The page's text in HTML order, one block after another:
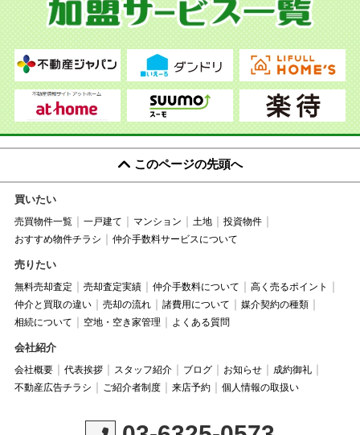
このページの先頭へ
買いたい
売買物件一覧 一戸建て マンション 土地
投資物件
おすすめ物件チラシ
仲介手数料サービスについて
売りたい
無料売却査定 売却査定実績 仲介手数料について
高く売るポイント
仲介と買取の違い
売却の流れ 諸費用について
媒介契約の種類
相続について
空地・空き家管理 よくある質問
会社紹介
会社概要 代表挨拶 スタッフ紹介 ブログ お知らせ
成約御礼
不動産広告チラシ
ご紹介者制度 来店予約 個人情報の取扱い